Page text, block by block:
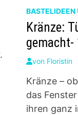
BASTELIDEEN
Kränze:
gemacht-
von Floristin
Kränze –
das
ihren ganz